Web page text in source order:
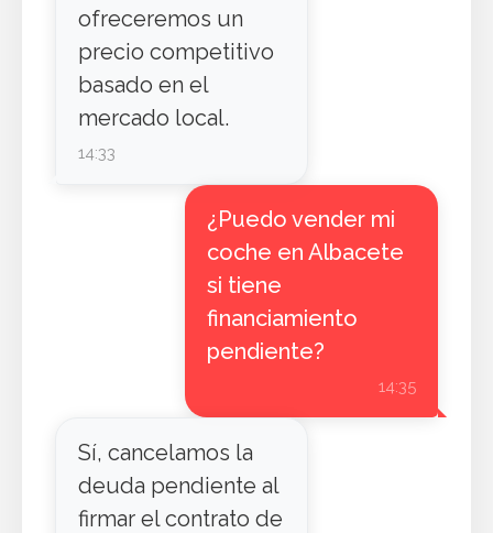
ofreceremos un
precio competitivo
basado en el
mercado local.
14:33
¿Puedo vender mi
coche en Albacete
si tiene
financiamiento
pendiente?
14:35
Sí, cancelamos la
deuda pendiente al
firmar el contrato de